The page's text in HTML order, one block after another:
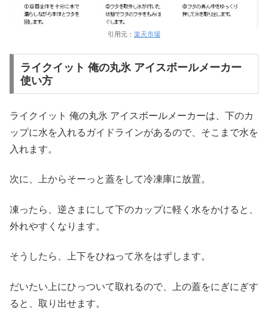
引用元： 楽天市場
ライクイット 俺の丸氷 アイスボールメーカー
使い方
ライクイット 俺の丸氷 アイスボールメーカーは、下のカ
ップに水を入れるガイドラインがあるので、そこまで水を
入れます。
次に、上からそーっと蓋をして冷凍庫に放置。
凍ったら、逆さまにして下のカップに軽く水をかけると、
外れやすくなります。
そうしたら、上下をひねって氷をはずします。
だいたい上にひっついて取れるので、上の蓋をにぎにぎす
ると、取り出せます。